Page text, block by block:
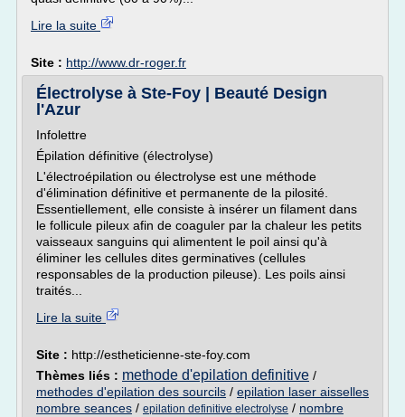
Lire la suite
Site : http://www.dr-roger.fr
Électrolyse à Ste-Foy | Beauté Design
l'Azur
Infolettre
Épilation définitive (électrolyse)
L'électroépilation ou électrolyse est une méthode
d'élimination définitive et permanente de la pilosité.
Essentiellement, elle consiste à insérer un filament dans
le follicule pileux afin de coaguler par la chaleur les petits
vaisseaux sanguins qui alimentent le poil ainsi qu'à
éliminer les cellules dites germinatives (cellules
responsables de la production pileuse). Les poils ainsi
traités...
Lire la suite
Site : http://estheticienne-ste-foy.com
Thèmes liés : methode d'epilation definitive /
methodes d'epilation des sourcils / epilation laser aisselles
nombre seances / epilation definitive electrolyse / nombre